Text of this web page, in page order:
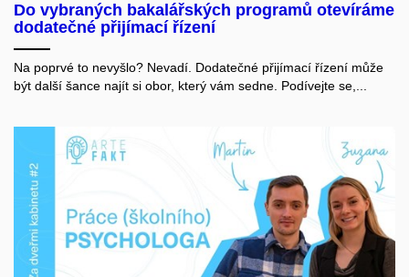
Do vybraných bakalářských programů otevíráme
dodatečné přijímací řízení
Na poprvé to nevyšlo? Nevadí. Dodatečné přijímací řízení může
být další šance najít si obor, který vám sedne. Podívejte se,...